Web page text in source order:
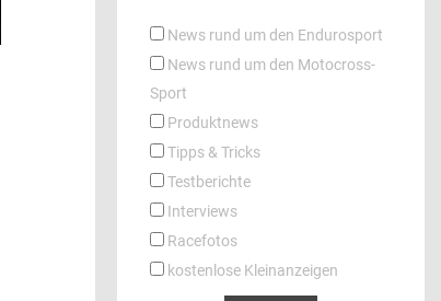
News rund um den Endurosport
News rund um den Motocross-
Sport
Produktnews
Tipps & Tricks
Testberichte
Interviews
Racefotos
kostenlose Kleinanzeigen